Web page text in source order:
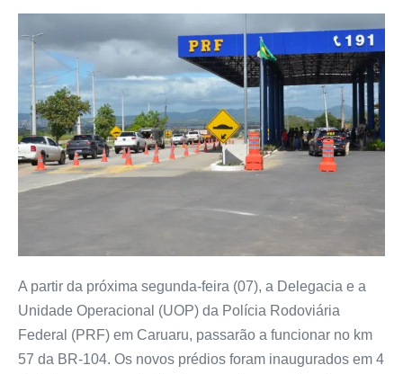
A partir da próxima segunda-feira (07), a Delegacia e a
Unidade Operacional (UOP) da Polícia Rodoviária
Federal (PRF) em Caruaru, passarão a funcionar no km
57 da BR-104. Os novos prédios foram inaugurados em 4